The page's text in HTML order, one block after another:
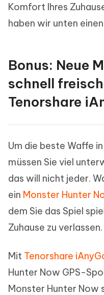
Komfort Ihres
haben wir unten
Bonus: Neue
schnell
Tenorshare
Um die beste Waffe
müssen Sie viel
das will nicht jeder.
ein Monster Hunter
dem Sie das Spiel
Zuhause zu verlassen.
Mit Tenorshare
Hunter Now GPS-
Monster Hunter Now